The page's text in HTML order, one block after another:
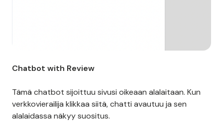
Chatbot with Review